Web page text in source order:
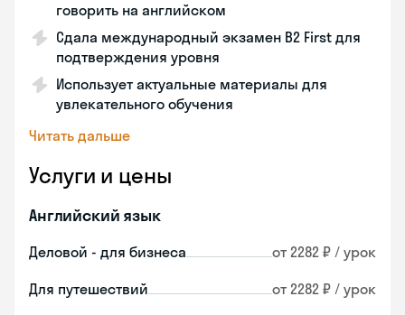
говорить на английском
Сдала международный экзамен B2 First для
подтверждения уровня
Использует актуальные материалы для
увлекательного обучения
Читать дальше
Услуги и цены
Английский язык
Деловой - для бизнеса от 2282 ₽ / урок
Для путешествий от 2282 ₽ / урок